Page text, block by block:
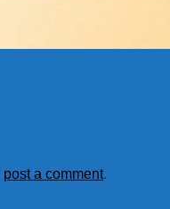
post a comment.